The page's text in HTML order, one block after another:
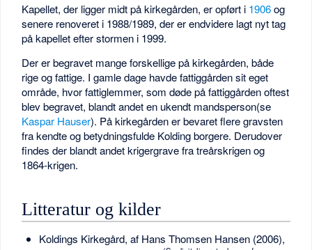
Kapellet, der ligger midt på kirkegården, er opført i 1906og
senere renoveret i 1988/1989, der er endvidere lagt nyt tag
på kapellet efter stormen i 1999.
Der er begravet mange forskellige på kirkegården, både
rige og fattige. I gamle dage havde fattiggården sit eget
område, hvor fattiglemmer, som døde på fattiggården oftest
blev begravet, blandt andet en ukendt mandsperson(se
Kaspar Hauser). På kirkegården er bevaret flere gravsten
fra kendte og betydningsfulde Kolding borgere. Derudover
findes der blandt andet krigergrave fra treårskrigen og
1864-krigen.
Litteratur og kilder
Koldings Kirkegård, af Hans Thomsen Hansen (2006),